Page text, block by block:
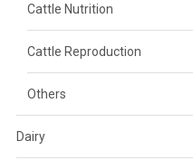
Cattle Nutrition
Cattle Reproduction
Others
Dairy